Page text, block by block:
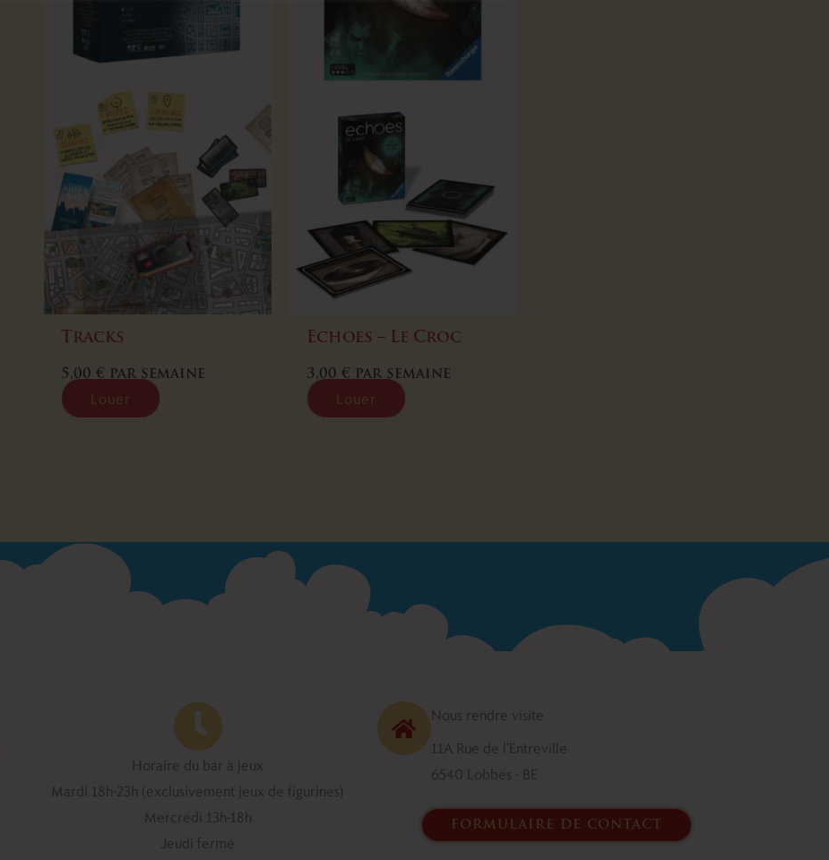
Tracks
5,00€ par semaine
Louer
Echoes – Le Croc
3,00 € par semaine
Louer
Horaire du bar à jeux
Mardi 18h-23h (exclusivement jeux de figurines)
Mercredi 13h-18h
Jeudi fermé
Nous rendre visite
11A Rue de l'Entreville
6540 Lobbes - BE
formulaire de contact